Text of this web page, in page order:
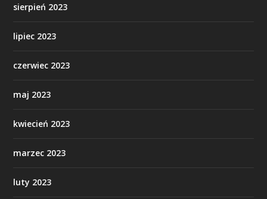
sierpień 2023
lipiec 2023
czerwiec 2023
maj 2023
kwiecień 2023
marzec 2023
luty 2023